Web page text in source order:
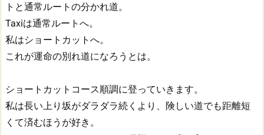
トと通常ルートの分かれ道。
Taxiは通常ルートへ。
私はショートカットへ。
これが運命の別れ道になろうとは。
ショートカットコース順調に登っていきます。
私は長い上り坂がダラダラ続くより、険しい道でも距離短
くて済むほうが好き。